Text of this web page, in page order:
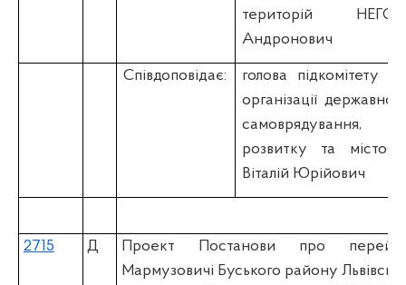
територій
Андронович
Співдоповідає: голова підкомітету
організації
самоврядування,
розвитку та
Віталій Юрійович
2715 Д
Проект Постанови про
Мармузовичі Буського району